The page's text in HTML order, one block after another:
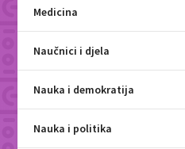
Medicina
Naučnici i djela
Nauka i demokratija
Nauka i politika